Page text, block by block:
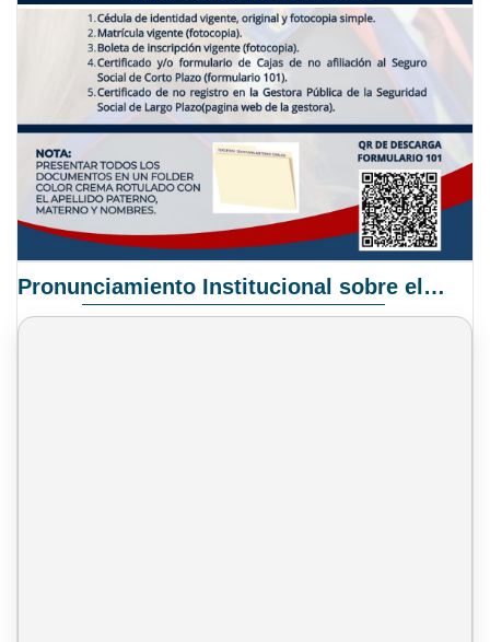
Pronunciamiento Institucional sobre el Proyecto de Ley N° 068/2025-2026 C.S.